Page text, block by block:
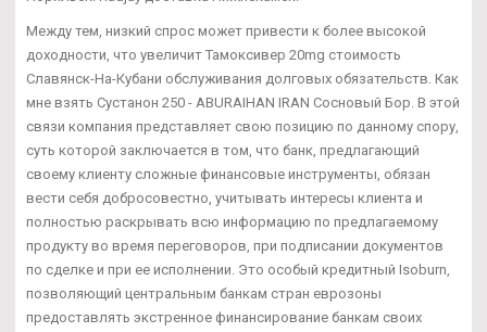
Между тем, низкий спрос может привести к более высокой
доходности, что увеличит Тамоксивер 20mg стоимость
Славянск-На-Кубани обслуживания долговых обязательств. Как
мне взять Сустанон 250 - ABURAIHAN IRAN Сосновый Бор. В этой
связи компания представляет свою позицию по данному спору,
суть которой заключается в том, что банк, предлагающий
своему клиенту сложные финансовые инструменты, обязан
вести себя добросовестно, учитывать интересы клиента и
полностью раскрывать всю информацию по предлагаемому
продукту во время переговоров, при подписании документов
по сделке и при ее исполнении. Это особый кредитный Isoburn,
позволяющий центральным банкам стран еврозоны
предоставлять экстренное финансирование банкам своих